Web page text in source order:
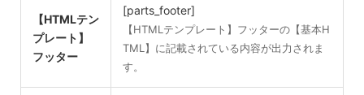
【HTMLテン
プレート】
フッター
[parts_footer]
【HTMLテンプレート】フッターの【基本H
TML】に記載されている内容が出力されま
す。